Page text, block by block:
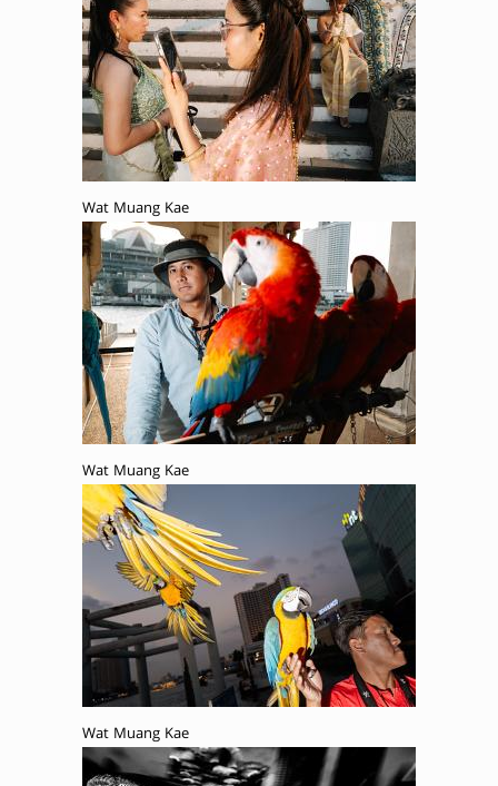
Wat Muang Kae
Wat Muang Kae
Wat Muang Kae